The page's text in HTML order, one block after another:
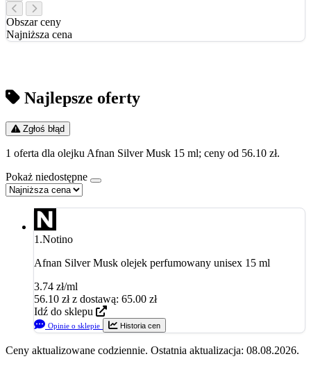
Obszar ceny
Najniższa cena
Najlepsze oferty
Zgłoś błąd
1 oferta dla olejku Afnan Silver Musk 15 ml; ceny od 56.10 zł.
Pokaż niedostępne
1.Notino
Afnan Silver Musk olejek perfumowany unisex 15 ml
3.74 zł/ml
56.10 zł z dostawą: 65.00 zł
Idź do sklepu
Opinie o sklepie Historia cen
Ceny aktualizowane codziennie. Ostatnia aktualizacja: 08.08.2026.